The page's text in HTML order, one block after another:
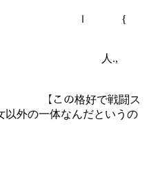
ﾆﾆΛ/ ﾉ ｌ {
ﾆニ} 〈 人.,
好で戦闘ス
以外の一体なんだというの
ﾆニ从 〉